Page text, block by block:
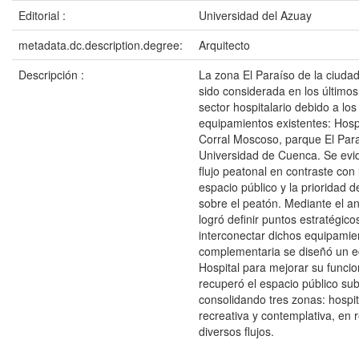
Editorial :
Universidad del Azuay
metadata.dc.description.degree:
Arquitecto
Descripción :
La zona El Paraíso de la
sido considerada en los
sector hospitalario debido a
equipamientos existentes:
Corral Moscoso, parque El
Universidad de Cuenca. Se
flujo peatonal en contraste con
espacio público y la prioridad
sobre el peatón. Mediante el
logró definir puntos
interconectar dichos
complementaria se diseñó un
Hospital para mejorar su
recuperó el espacio público
consolidando tres zonas:
recreativa y contemplativa, en
diversos flujos.